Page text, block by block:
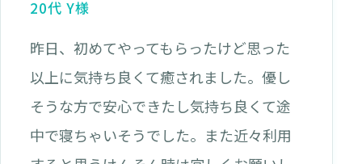
20代 Y様
昨日、初めてやってもらったけど思った
以上に気持ち良くて癒されました。優し
そうな方で安心できたし気持ち良くて途
中で寝ちゃいそうでした。また近々利用